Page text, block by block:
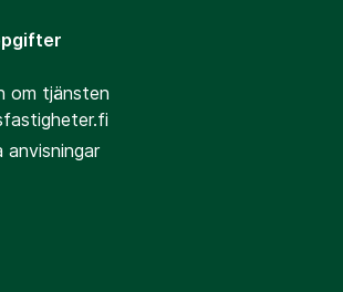
om tjänsten
anvisningar